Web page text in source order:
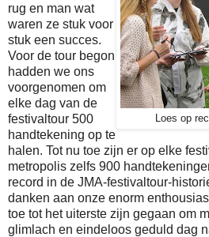
Loes op
rug en man wat
waren ze stuk voor
stuk een succes.
Voor de tour begon
hadden we ons
voorgenomen om
elke dag van de
festivaltour 500
handtekening op te
halen. Tot nu toe zijn er op elke
metropolis zelfs 900
record in de JMA-festivaltour-
danken aan onze enorm
toe tot het uiterste zijn gegaan om
glimlach en eindeloos geduld dag